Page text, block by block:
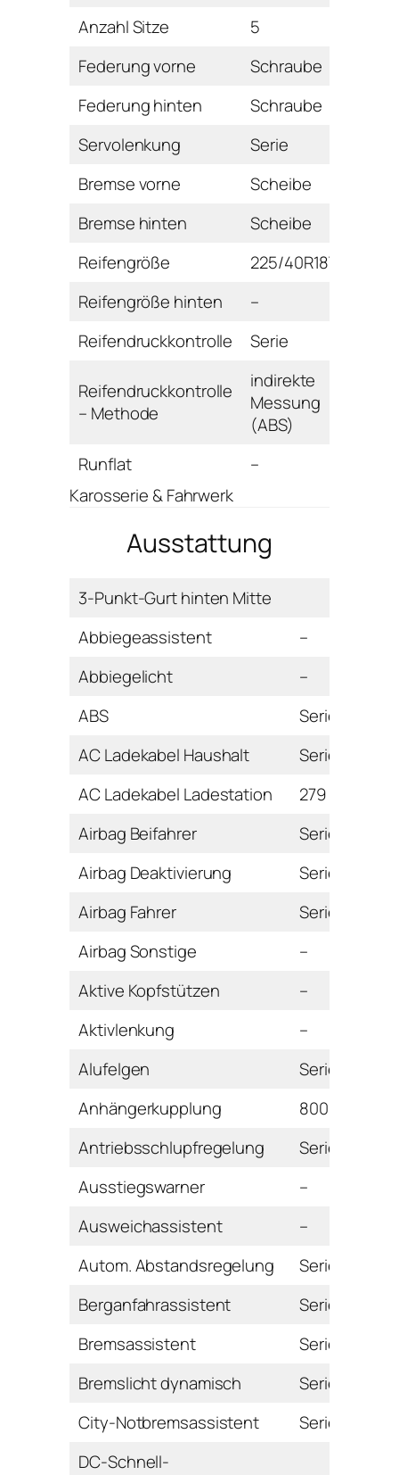
Anzahl Sitze
5
Federung vorne
Schraube
Federung hinten
Schraube
Servolenkung
Serie
Bremse vorne
Scheibe
Bremse hinten
Scheibe
Reifengröße
225/40R18Y
Reifengröße hinten
–
Reifendruckkontrolle
Serie
Reifendruckkontrolle
– Methode
indirekte
Messung
(ABS)
Runflat
–
Karosserie & Fahrwerk
Ausstattung
3-Punkt-Gurt hinten Mitte
Abbiegeassistent
–
Abbiegelicht
–
ABS
Serie
AC Ladekabel Haushalt
Serie
AC Ladekabel Ladestation
279 Euro
Airbag Beifahrer
Serie
Airbag Deaktivierung
Serie
Airbag Fahrer
Serie
Airbag Sonstige
–
Aktive Kopfstützen
–
Aktivlenkung
–
Alufelgen
Serie
Anhängerkupplung
800 Euro
Antriebsschlupfregelung
Serie
Ausstiegswarner
–
Ausweichassistent
–
Autom. Abstandsregelung
Serie
Berganfahrassistent
Serie
Bremsassistent
Serie
Bremslicht dynamisch
Serie
City-Notbremsassistent
Serie
DC-Schnell-